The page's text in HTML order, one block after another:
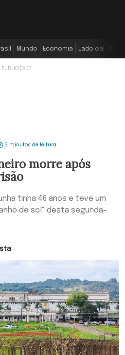
Mundo Economia Lado oa!
3 minutos de leitura
morre após
tinha 46 anos e teve um
de sol" desta segunda-